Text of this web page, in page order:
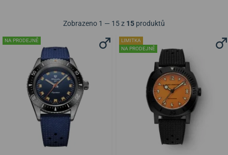
Zobrazeno 1 — 15 z 15 produktů
NA PRODEJNĚ
LIMITKA
NA PRODEJNĚ